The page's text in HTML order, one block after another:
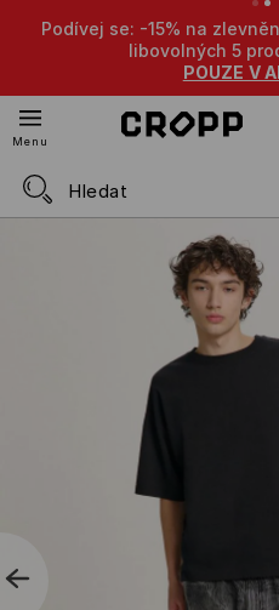
-15% na zlevněné produkty
libovolných 5 produktů 😎👌🔥
POUZE V APLIKACI
Menu